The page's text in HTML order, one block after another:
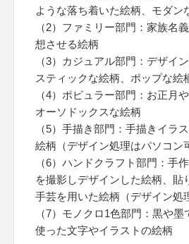
ような落ち着いた絵柄、モダン
（2）ファミリー部門：家族名
想させる絵柄
（3）カジュアル部門：デザイ
スティックな絵柄、ポップな絵
（4）ポピュラー部門：お正月
オーソドックスな絵柄
（5）手描き部門：手描きイラ
絵柄（デザイン処理はパソコン
（6）ハンドクラフト部門：手
を撮影しデザインした絵柄、貼
手芸を用いた絵柄（デザイン処
（7）モノクロ1色部門：黒や
使った文字やイラストの絵柄